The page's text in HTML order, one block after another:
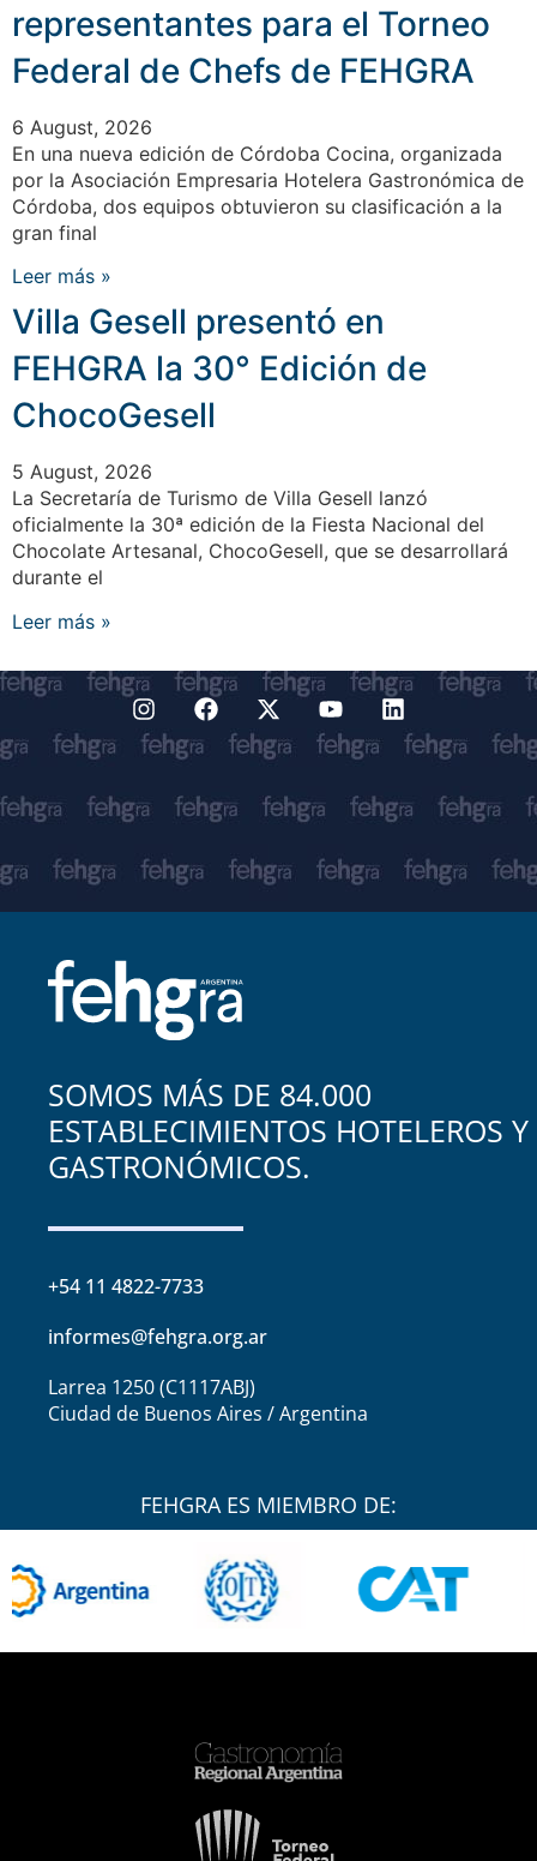
representantes para el Torneo
Federal de Chefs de FEHGRA
6 August, 2026
En una nueva edición de Córdoba Cocina, organizada
por la Asociación Empresaria Hotelera Gastronómica de
Córdoba, dos equipos obtuvieron su clasificación a la
gran final
Leer más »
Villa Gesell presentó en
FEHGRA la 30° Edición de
ChocoGesell
5 August, 2026
La Secretaría de Turismo de Villa Gesell lanzó
oficialmente la 30ª edición de la Fiesta Nacional del
Chocolate Artesanal, ChocoGesell, que se desarrollará
durante el
Leer más »
SOMOS MÁS DE 84.000
ESTABLECIMIENTOS HOTELEROS Y
GASTRONÓMICOS.
+54 11 4822-7733
informes@fehgra.org.ar
Larrea 1250 (C1117ABJ)
Ciudad de Buenos Aires / Argentina
FEHGRA ES MIEMBRO DE: